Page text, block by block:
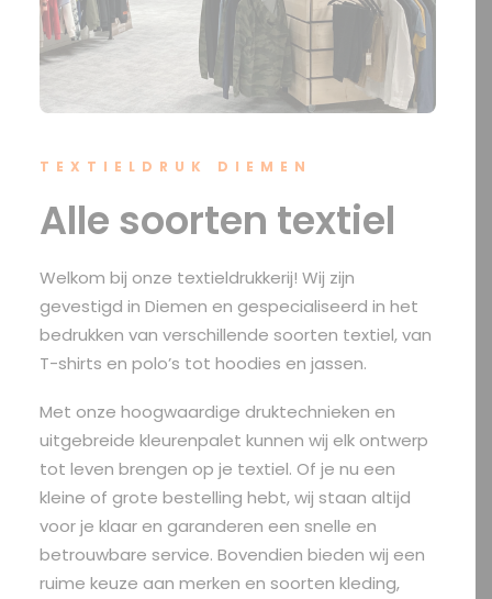
TEXTIELDRUK DIEMEN
Alle soorten textiel
Welkom bij onze textieldrukkerij! Wij zijn
gevestigd in Diemen en gespecialiseerd in het
bedrukken van verschillende soorten textiel, van
T-shirts en polo’s tot hoodies en jassen.
Met onze hoogwaardige druktechnieken en
uitgebreide kleurenpalet kunnen wij elk ontwerp
tot leven brengen op je textiel. Of je nu een
kleine of grote bestelling hebt, wij staan altijd
voor je klaar en garanderen een snelle en
betrouwbare service. Bovendien bieden wij een
ruime keuze aan merken en soorten kleding,